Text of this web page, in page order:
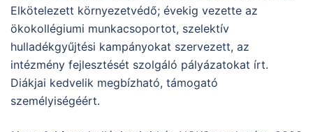
Elkötelezett környezetvédő; évekig vezette az
ökokollégiumi munkacsoportot, szelektív
hulladékgyűjtési kampányokat szervezett, az
intézmény fejlesztését szolgáló pályázatokat írt.
Diákjai kedvelik megbízható, támogató
személyiségéért.